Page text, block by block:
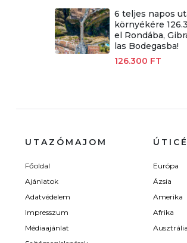
6 teljes napos
környékére
el Rondába,
las Bodegasba!
126.300 FT
UTAZÓMAJOM
Főoldal
Ajánlatok
Adatvédelem
Impresszum
Médiaajánlat
Európa
Ázsia
Amerika
Afrika
Ausztrália